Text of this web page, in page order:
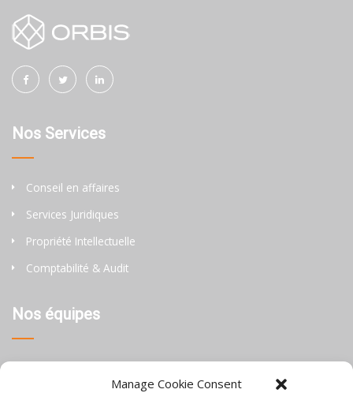
Manage Cookie Consent
Nos Services
Conseil en affaires
Services Juridiques
Propriété Intellectuelle
Comptabilité & Audit
Nos équipes